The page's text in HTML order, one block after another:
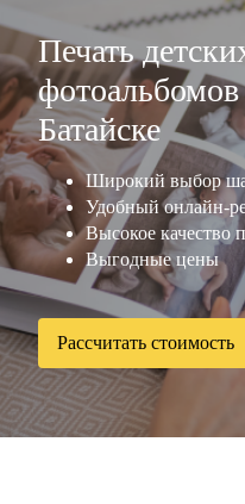
Печать
фотоальбомов
Батайске
Широкий выбор
Удобный онлайн-
Высокое качество
Выгодные цены
Рассчитать стоимость